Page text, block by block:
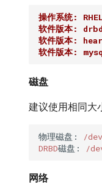
操作系统:
软件版本:
软件版本:
软件版本:
磁盘
建议使用相同大
物理磁盘:
/
DRBD磁盘: /
网络